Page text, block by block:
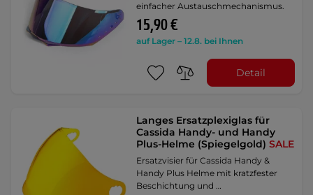
einfacher Austauschmechanismus.
15,90 €
auf Lager – 12.8. bei Ihnen
Detail
Langes Ersatzplexiglas für
Cassida Handy- und Handy
Plus-Helme (Spiegelgold)SALE
Ersatzvisier für Cassida Handy &
Handy Plus Helme mit kratzfester
Beschichtung und …